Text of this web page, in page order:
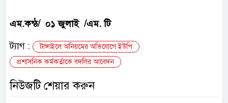
এম.কন্ঠ/ ০১ জুলাই /এম. টি
ট্যাগ :
টাঙ্গাইলে অনিয়মের অভিযোগে ইউপি
প্রশাসনিক কর্মকর্তাকে বদলির আবেদন
নিউজটি শেয়ার করুন